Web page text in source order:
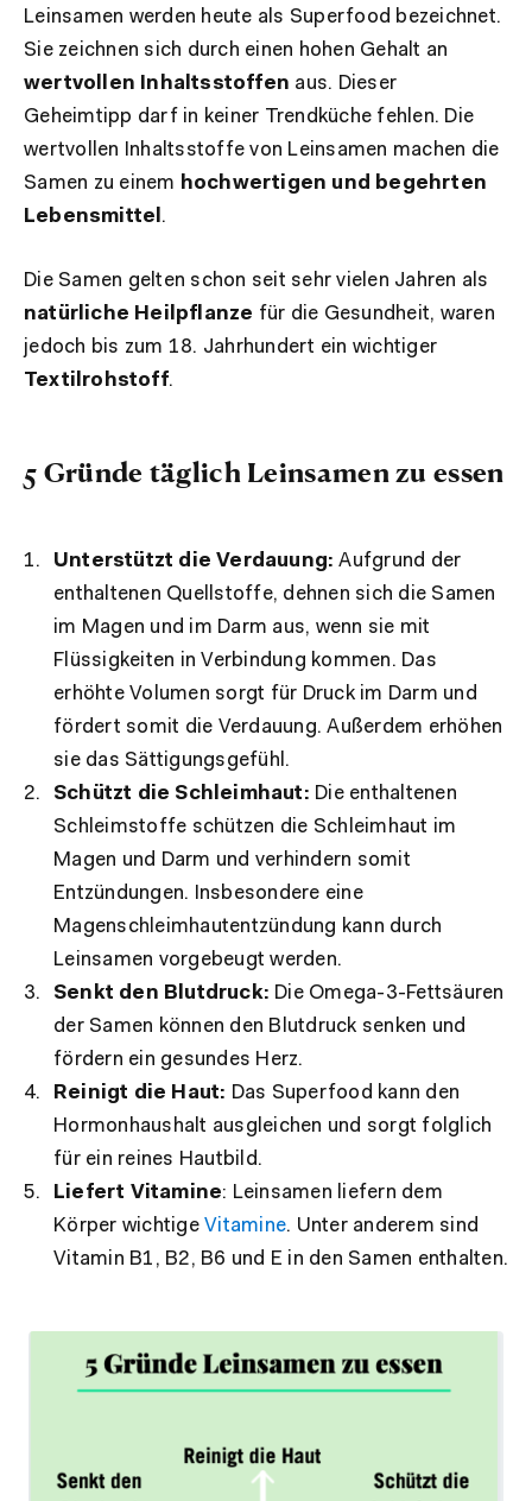
Leinsamen werden heute als Superfood bezeichnet.
Sie zeichnen sich durch einen hohen Gehalt an
wertvollen Inhaltsstoffen aus. Dieser
Geheimtipp darf in keiner Trendküche fehlen. Die
wertvollen Inhaltsstoffe von Leinsamen machen die
Samen zu einem hochwertigen und begehrten
Lebensmittel .
Die Samen gelten schon seit sehr vielen Jahren als
natürliche Heilpflanze für die Gesundheit, waren
jedoch bis zum 18. Jahrhundert ein wichtiger
Textilrohstoff.
5 Gründe täglich Leinsamen zu essen
Unterstützt die Verdauung: Aufgrund der
enthaltenen Quellstoffe, dehnen sich die Samen
im Magen und im Darm aus, wenn sie mit
Flüssigkeiten in Verbindung kommen. Das
erhöhte Volumen sorgt für Druck im Darm und
fördert somit die Verdauung. Außerdem erhöhen
sie das Sättigungsgefühl.
Schützt die Schleimhaut: Die enthaltenen
Schleimstoffe schützen die Schleimhaut im
Magen und Darm und verhindern somit
Entzündungen. Insbesondere eine
Magenschleimhautentzündung kann durch
Leinsamen vorgebeugt werden.
Senkt den Blutdruck: Die Omega-3-Fettsäuren
der Samen können den Blutdruck senken und
fördern ein gesundes Herz.
Reinigt die Haut: Das Superfood kann den
Hormonhaushalt ausgleichen und sorgt folglich
für ein reines Hautbild.
Liefert Vitamine: Leinsamen liefern dem
Körper wichtige Vitamine. Unter anderem sind
Vitamin B1, B2, B6 und E in den Samen enthalten.